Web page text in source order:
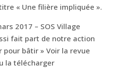
« Une filière impliquée ».
2017 – SOS Village
fait part de notre action
pour bâtir » Voir la revue
la télécharger